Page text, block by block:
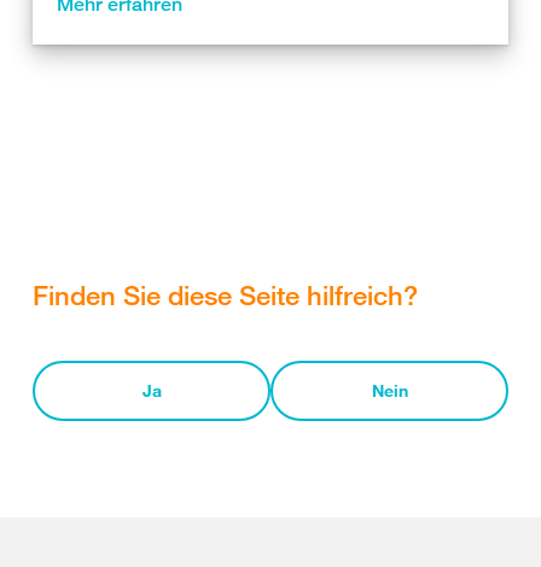
Finden Sie diese Seite hilfreich?
Ja Nein